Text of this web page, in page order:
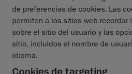
de preferencias de cookies. Las
permiten a los sitios web recordar
sobre el sitio del usuario y las
sitio, incluidos el nombre de
idioma.